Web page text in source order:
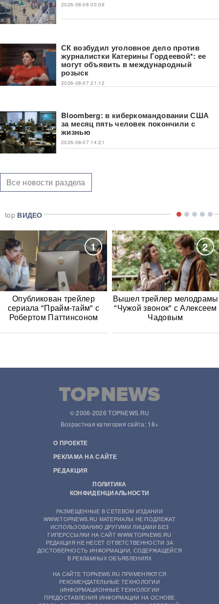
2026-08-08 00:06
СК возбудил уголовное дело против
журналистки Катерины Гордеевой*: ее
могут объявить в международный
розыск
2026-08-07 21:12
Bloomberg: в киберкомандовании США
за месяц пять человек покончили с
жизнью
2026-08-07 14:21
Все новости раздела
top ВИДЕО
1
Опубликован трейлер
сериала "Прайм-тайм" с
Робертом Паттинсоном
2
Вышел трейлер мелодрамы
"Чужой звонок" с Алексеем
Чадовым
© 2006-2026 TOPNEWS.RU
Возрастная категория сайта: 18+
О ПРОЕКТЕ
РЕКЛАМА НА САЙТЕ
РЕДАКЦИЯ
ПОЛИТИКА
КОНФИДЕНЦИАЛЬНОСТИ
РАЗМЕЩЕННЫЕ В СЕТЕВОМ ИЗДАНИИ
WWW.TOPNEWS.RU МАТЕРИАЛЫ НЕ ПОДЛЕЖАТ
ИСПОЛЬЗОВАНИЮ ДРУГИМИ ЛИЦАМИ БЕЗ
ГИПЕРССЫЛКИ НА САЙТ WWW.TOPNEWS.RU
РЕДАКЦИЯ НЕ НЕСЕТ ОТВЕТСТВЕННОСТИ ЗА
ДОСТОВЕРНОСТЬ ИНФОРМАЦИИ, СОДЕРЖАЩЕЙСЯ
В РЕКЛАМНЫХ ОБЪЯВЛЕНИЯХ
НА САЙТЕ TOPNEWS.RU ПРИМЕНЯЮТСЯ
РЕКОМЕНДАТЕЛЬНЫЕ ТЕХНОЛОГИИ
(ИНФОРМАЦИОННЫЕ ТЕХНОЛОГИИ
ПРЕДОСТАВЛЕНИЯ ИНФОРМАЦИИ НА ОСНОВЕ